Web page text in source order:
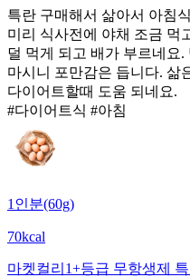
특란 구매해서 삶아서 아침
미리 식사전에 야채 조금 먹
덜 먹게 되고 배가 부르네요
마시니 포만감은 듭니다. 삶
다이어트할때 도움 되네요.
#다이어트식 #아침
1인분(60g)
70kcal
마켓컬리 1+등급 무항생제